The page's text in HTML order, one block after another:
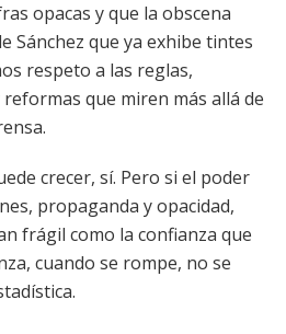
opacas y que la obscena
Sánchez que ya exhibe tintes
respeto a las reglas,
que miren más allá de
crecer, sí. Pero si el poder
propaganda y opacidad,
frágil como la confianza que
cuando se rompe, no se